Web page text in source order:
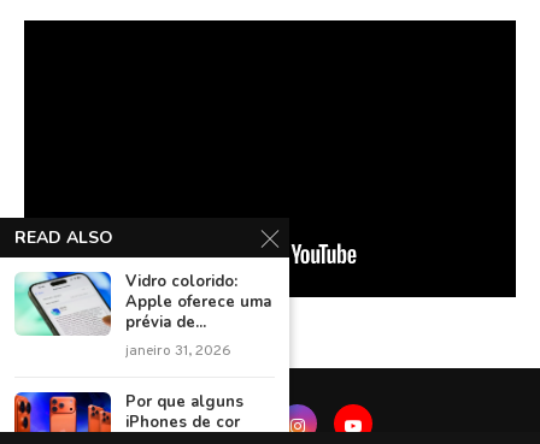
READ ALSO
Vidro colorido:
Apple oferece uma
prévia de...
janeiro 31, 2026
Por que alguns
iPhones de cor